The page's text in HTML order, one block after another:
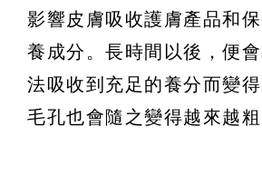
影響皮膚吸收護膚產品和
養成分。長時間以後，便
法吸收到充足的養分而變
毛孔也會隨之變得越來越粗